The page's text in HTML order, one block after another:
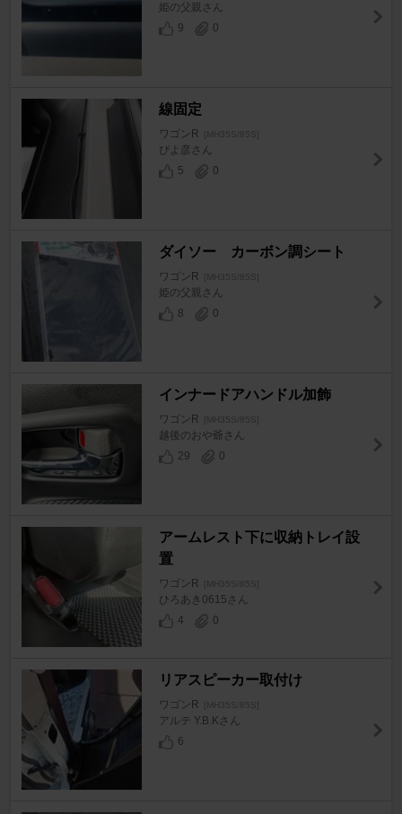
姫の父親さん
9
0
線固定
ワゴンR [MH35S/85S]
ぴよ彦さん
5
0
ダイソー カーボン調シート
ワゴンR [MH35S/85S]
姫の父親さん
8
0
インナードアハンドル加飾
ワゴンR [MH35S/85S]
越後のおや爺さん
29
0
アームレスト下に収納トレイ設
置
ワゴンR [MH35S/85S]
ひろあき0615さん
4
0
リアスピーカー取付け
ワゴンR [MH35S/85S]
アルテ Y.B.Kさん
6